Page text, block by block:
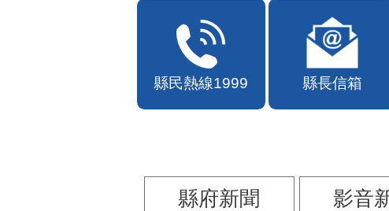
縣民熱線1999 縣長信箱
縣府新聞 影音